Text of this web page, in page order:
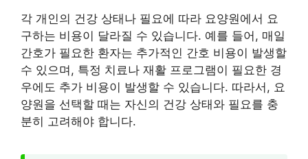
각 개인의 건강 상태나 필요에 따라 요양원에서 요
구하는 비용이 달라질 수 있습니다. 예를 들어, 매일
간호가 필요한 환자는 추가적인 간호 비용이 발생할
수 있으며, 특정 치료나 재활 프로그램이 필요한 경
우에도 추가 비용이 발생할 수 있습니다. 따라서, 요
양원을 선택할 때는 자신의 건강 상태와 필요를 충
분히 고려해야 합니다.